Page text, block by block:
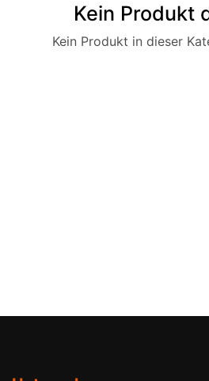
Kein Produkt
Kein Produkt in dieser